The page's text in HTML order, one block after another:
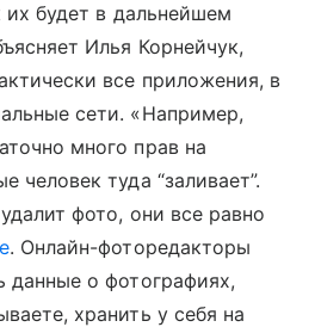
их будет в дальнейшем
Илья Корнейчук,
все приложения, в
сети. «Например,
много прав на
человек туда “заливает”.
фото, они все равно
. Онлайн-фоторедакторы
данные о фотографиях,
хранить у себя на